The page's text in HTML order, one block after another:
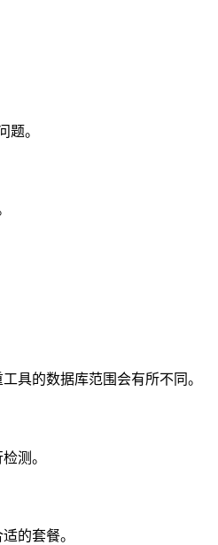
题。
具的数据库范围会有所不同。
测。
的套餐。